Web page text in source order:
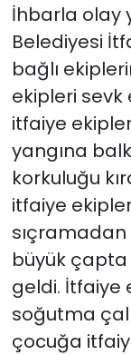
İhbarla olay
Belediyesi
bağlı
ekipleri sevk
itfaiye
yangına
korkuluğu
itfaiye
büyük
geldi. İtfaiye
soğutma
çocuğa